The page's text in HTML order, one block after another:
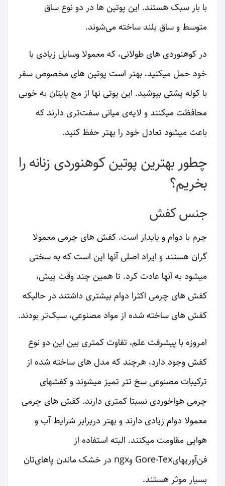
با بار سبک هستند. این پوتین ها در دو نوع ساق
متوسط و ساق بلند ساخته می‌شوند.
در کوهنوردی های طولانی، که معمولا وسایل زیادی با
خود حمل میکنید، بهتر است پوتین های مخصوص سفر
با کوله پشتی بپوشید. این پوتی نها از مچ پایتان به خوبی
محافظت میکنند و لایه‌ی میانی سفت‌تری دارند که
باعث میشود تعادل خود را بهتر حفظ کنید.
چطور بهترین پوتین کوهنوردی زنانه را
بخریم؟
جنس کفش
چرم با دوام و پایدار است. کفش های چرمی معمولا
گران هستند و ایراد اصلی آنها این است که به سختی
میشود به آنها عادت کرد. تا همین چند وقت پیش،
کفش های چرمی اکثرا دوام بیشتری داشتند در حالیکه
کفش های ساخته شده از مواد مصنوعی، سبک‌تر بودند.
امروزه با پیشرفت علم، تفاوت کمتری بین این دو نوع
کفش وجود دارد، هرچند که مدل های ساخته شده از
ترکیبات مصنوعی سخ تتر تمیز میشوند و کفشهای
چرمی هواخوردی نسبتا کمتری دارند. کفش های چرمی
معمولا دوام زیادی دارند و بهتر دربرابر شرایط آب و
هوایی مقاومت میکنند. البته استفاده از
فن‌آوریهایGore-Tex وngx در خشک ماندن پاهای‌تان
بسیار موثر هستند.